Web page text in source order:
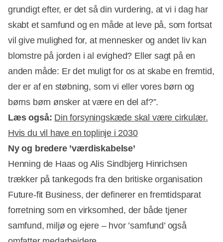
grundigt efter, er det så din vurdering, at vi i dag har
skabt et samfund og en måde at leve på, som fortsat
vil give mulighed for, at mennesker og andet liv kan
blomstre på jorden i al evighed? Eller sagt på en
anden måde: Er det muligt for os at skabe en fremtid,
der er af en støbning, som vi eller vores børn og
børns børn ønsker at være en del af?”.
Læs også: Din forsyningskæde skal være cirkulær.
Hvis du vil have en toplinje i 2030
Ny og bredere ’værdiskabelse’
Henning de Haas og Alis Sindbjerg Hinrichsen
trækker på tankegods fra den britiske organisation
Future-fit Business, der definerer en fremtidsparat
forretning som en virksomhed, der både tjener
samfund, miljø og ejere – hvor ’samfund’ også